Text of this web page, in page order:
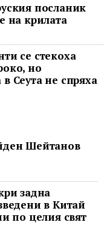
посланик
на крилата
се стекоха
но
Сеута не спряха
Шейтанов
задна
в Китай
по целия свят